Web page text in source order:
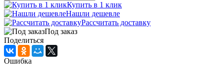
Купить в 1 клик
Нашли дешевле
Рассчитать доставку
Под заказ
Поделиться
Ошибка